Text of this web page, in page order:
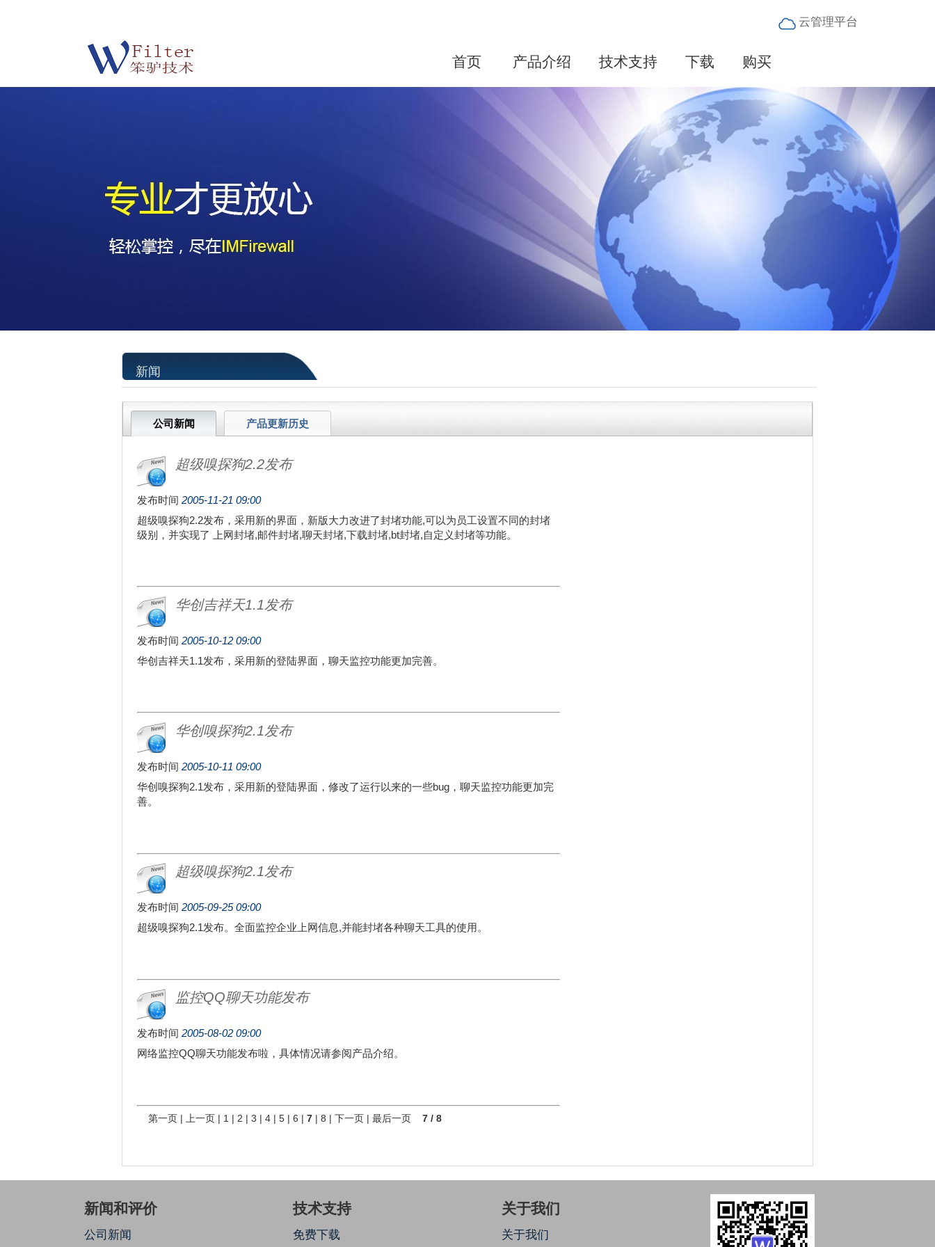
云管理平台
首页 产品介绍 技术支持 下载 购买
新闻
公司新闻 产品更新历史
超级嗅探狗2.2发布
发布时间2005-11-21 09:00
超级嗅探狗2.2发布，采用新的界面，新版大力改进了封堵功能,可以为员工设置不同的封堵
级别，并实现了 上网封堵,邮件封堵,聊天封堵,下载封堵,bt封堵,自定义封堵等功能。
华创吉祥天1.1发布
发布时间2005-10-12 09:00
华创吉祥天1.1发布，采用新的登陆界面，聊天监控功能更加完善。
华创嗅探狗2.1发布
发布时间2005-10-11 09:00
华创嗅探狗2.1发布，采用新的登陆界面，修改了运行以来的一些bug，聊天监控功能更加完
善。
超级嗅探狗2.1发布
发布时间2005-09-25 09:00
超级嗅探狗2.1发布。全面监控企业上网信息,并能封堵各种聊天工具的使用。
监控QQ聊天功能发布
发布时间2005-08-02 09:00
网络监控QQ聊天功能发布啦，具体情况请参阅产品介绍。
第一页 |上一页 | 1 |2 |3 |4 |5 |6 |7 |8 |下一页 |最后一页 7 / 8
新闻和评价
公司新闻
技术支持
免费下载
关于我们
关于我们